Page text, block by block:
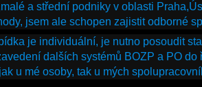
a střední podniky v oblasti
jsem ale schopen zajistit odborné
je individuální, je nutno posoudit
dalších systémů BOZP a PO
u mé osoby, tak u mých